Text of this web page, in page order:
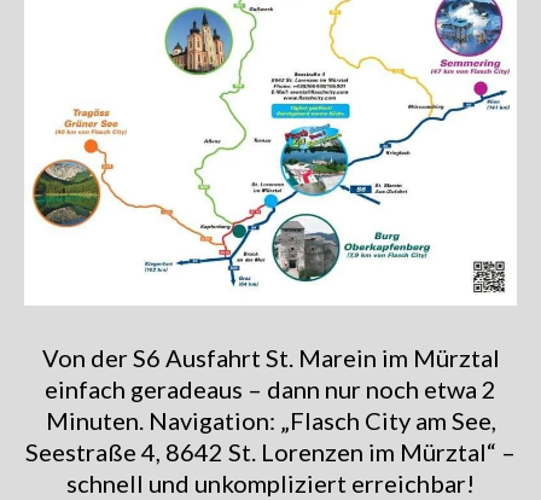
Von der S6 Ausfahrt St. Marein im Mürztal
einfach geradeaus – dann nur noch etwa 2
Minuten. Navigation: „Flasch City am See,
Seestraße 4, 8642 St. Lorenzen im Mürztal“ –
schnell und unkompliziert erreichbar!